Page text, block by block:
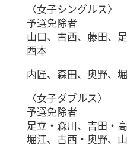
〈女子シングルス〉
予選免除者
山口、古西、藤田、
西本
内匠、森田、奥野、
〈女子ダブルス〉
予選免除者
足立・森川、吉田・
堀江、古西・奥野、